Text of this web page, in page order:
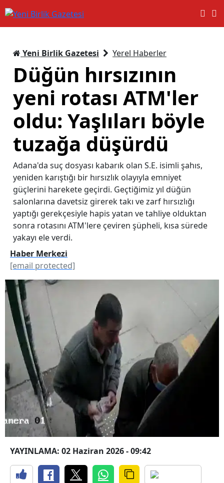
Yeni Birlik Gazetesi Yerel Haberler
Düğün hırsızının
yeni rotası ATM'ler
oldu: Yaşlıları böyle
tuzağa düşürdü
Adana'da suç dosyası kabarık olan S.E. isimli şahıs,
yeniden karıştığı bir hırsızlık olayıyla emniyet
güçlerini harekete geçirdi. Geçtiğimiz yıl düğün
salonlarına davetsiz girerek takı ve zarf hırsızlığı
yaptığı gerekçesiyle hapis yatan ve tahliye olduktan
sonra rotasını ATM'lere çeviren şüpheli, kısa sürede
yakayı ele verdi.
Haber Merkezi
[email protected]
YAYINLAMA: 02 Haziran 2026 - 09:42